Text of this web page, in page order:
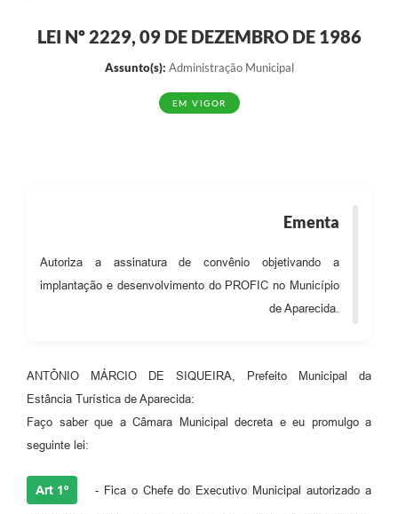
Serviços Online
Arquivos para Download
Projetos
Participe mais
LEI Nº 2229, 09 DE DEZEMBRO DE 1986
Assunto(s): Administração Municipal
EM VIGOR
Ementa
Autoriza a assinatura de convênio objetivando a
implantação e desenvolvimento do PROFIC no Município
de Aparecida.
ANTÔNIO MÁRCIO DE SIQUEIRA, Prefeito Municipal da
Estância Turística de Aparecida:
Faço saber que a Câmara Municipal decreta e eu promulgo a
seguinte lei:
Art 1º - Fica o Chefe do Executivo Municipal autorizado a